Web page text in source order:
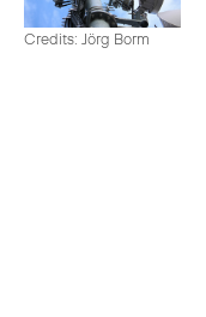
Credits: Jörg Borm